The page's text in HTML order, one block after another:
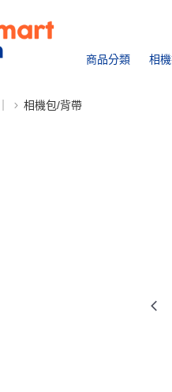
商品分類 相
相機包/背帶